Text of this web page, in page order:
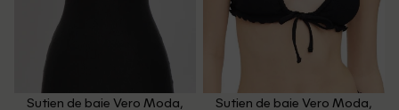
Sutien de baie Vero Moda,
Sutien de baie Vero Moda,